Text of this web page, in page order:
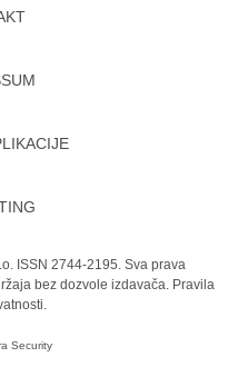
ISSN 2744-2195. Sva prava
bez dozvole izdavača. Pravila
Security